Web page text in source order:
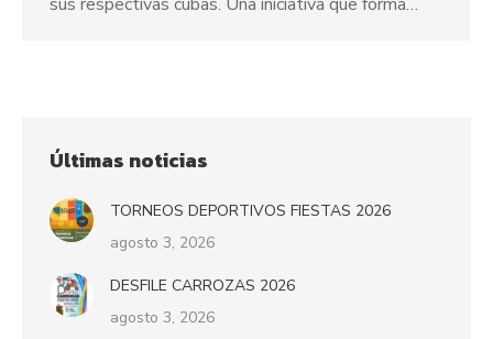
Últimas noticias
TORNEOS DEPORTIVOS FIESTAS 2026
agosto 3, 2026
DESFILE CARROZAS 2026
agosto 3, 2026